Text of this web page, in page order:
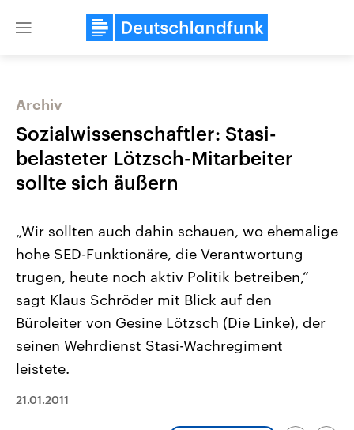
Close
Landtagswahl Sachsen-Anhalt
2026
Alle Informationen
September 2026 einen neuen
Landtag. Seit 2021 wird das
Bundesland von einer Koalition aus
CDU, SPD und FDP regiert.-
Umfragen, Prognosen,
und Hintergründe zu den Parteien
USA
Hintergründe
gehören die Vereinigten
den mächtigsten Ländern
mit großem Einfluss auf
Sendungen
Archiv
Sozialwissenschaftler: Stasi-
belasteter Lötzsch-Mitarbeiter
sollte sich äußern
„Wir sollten auch dahin schauen, wo ehemalige
hohe SED-Funktionäre, die Verantwortung
trugen, heute noch aktiv Politik betreiben,“
sagt Klaus Schröder mit Blick auf den
Büroleiter von Gesine Lötzsch (Die Linke), der
seinen Wehrdienst Stasi-Wachregiment
leistete.
21.01.2011